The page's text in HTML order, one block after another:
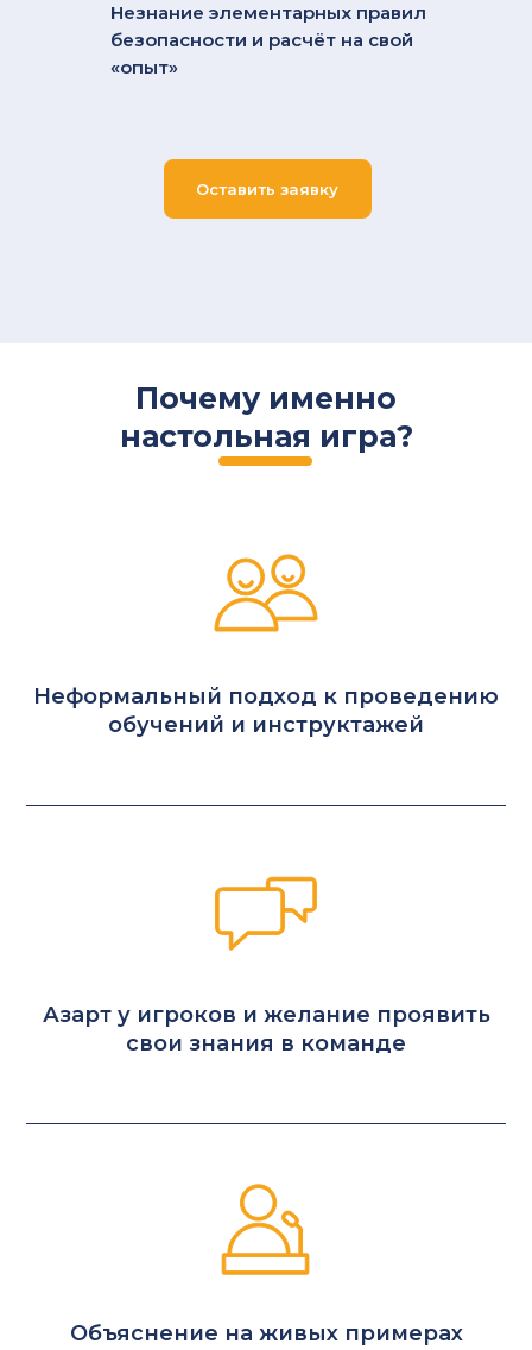
Незнание элементарных правил
безопасности и расчёт на свой
«опыт»
Оставить заявку
Почему именно
настольная игра?
Неформальный подход к проведению
обучений и инструктажей
Азарт у игроков и желание проявить
свои знания в команде
Объяснение на живых примерах